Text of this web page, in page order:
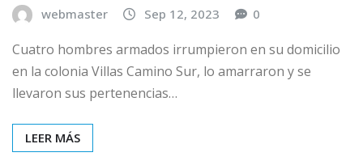
webmaster Sep 12, 2023 0
Cuatro hombres armados irrumpieron en su domicilio
en la colonia Villas Camino Sur, lo amarraron y se
llevaron sus pertenencias…
LEER MÁS